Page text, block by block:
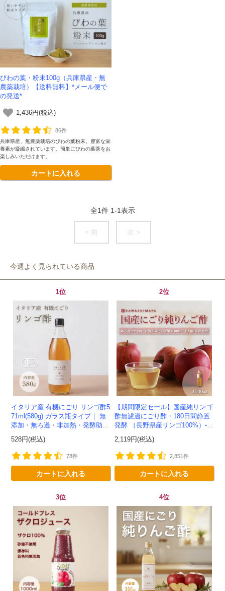
びわの葉・粉末100g（兵庫県産・無
農薬栽培）【送料無料】*メール便で
の発送*
1,436円(税込)
86件
兵庫県産、無農薬栽培のびわの葉粉末。豊富な栄
養素が凝縮されています。簡単にびわの葉茶をお
楽しみいただけます。
カートに入れる
全1件 1-1表示
< 前 次 >
今週よく見られている商品
1位
イタリア産 有機にごり リンゴ酢5
71ml(580g) ガラス瓶タイプ｜ 無
添加・無ろ過・非加熱・発酵助剤
不使用のアップルサイダービネガ
ー -かわしま屋-
528円(税込)
78件
カートに入れる
2位
【期間限定セール】国産純リンゴ
酢無濾過にごり酢・180日間静置
発酵 （長野県産リンゴ100%）-1
000ml-かわしま屋-
2,119円(税込)
2,851件
カートに入れる
3位 4位